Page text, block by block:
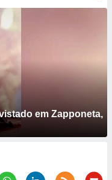
em Zapponeta,